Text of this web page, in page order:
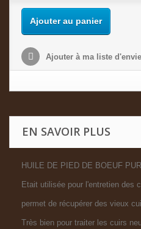
Ajouter au panier
Ajouter à ma liste
EN SAVOIR PLUS
HUILE DE PIED DE BOEUF
Etait utilisée pour l'entretien des
permet de récupérer des vieux
Très bien pour traiter les cuirs